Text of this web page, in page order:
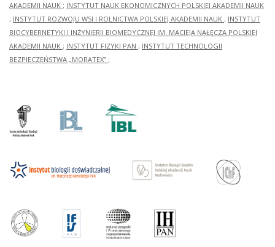
AKADEMII NAUK ; INSTYTUT NAUK EKONOMICZNYCH POLSKIEJ AKADEMII NAUK
; INSTYTUT ROZWOJU WSI I ROLNICTWA POLSKIEJ AKADEMII NAUK ; INSTYTUT
BIOCYBERNETYKI I INŻYNIERII BIOMEDYCZNEJ IM. MACIEJA NAŁĘCZA POLSKIEJ
AKADEMII NAUK ; INSTYTUT FIZYKI PAN ; INSTYTUT TECHNOLOGII
BEZPIECZEŃSTWA „MORATEX” ;